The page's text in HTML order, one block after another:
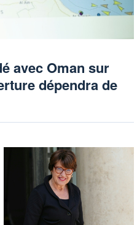
avec Oman sur
dépendra de